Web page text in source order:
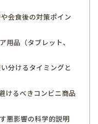
会食後の対策ポイン
用品（タブレット、
分けるタイミングと
けるべきコンビニ商品
悪影響の科学的説明